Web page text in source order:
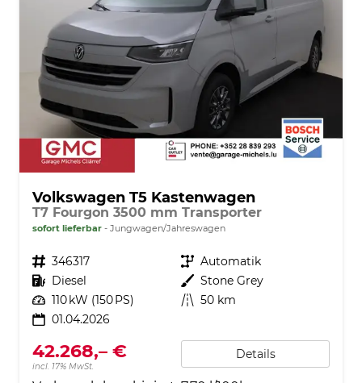
Volkswagen T5 Kastenwagen
T7 Fourgon 3500 mm Transporter
sofort lieferbar Jungwagen/Jahreswagen
Fahrzeugnr. 346317 Getriebe Automatik
Kraftstoff Diesel Außenfarbe Stone Grey
Leistung 110 kW (150 PS) Kilometerstand 50 km
01.04.2026
42.268,– €
incl. 17% MwSt.
Details